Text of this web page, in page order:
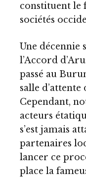
constituent le
sociétés
Une décennie
l’Accord
passé au
salle
Cependant,
acteurs
s’est jamais
partenaires
lancer ce
place la